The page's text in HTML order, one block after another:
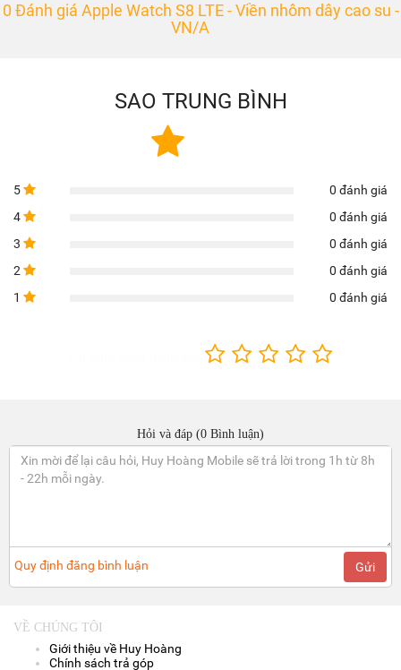
0 Đánh giá Apple Watch S8 LTE - Viền nhôm dây cao su -
VN/A
SAO TRUNG BÌNH
5
0 đánh giá
4
0 đánh giá
3
0 đánh giá
2
0 đánh giá
1
0 đánh giá
Hỏi và đáp (0 Bình luận)
Quy định đăng bình luận Gửi
VỀ CHÚNG TÔI
Giới thiệu về Huy Hoàng
Chính sách trả góp